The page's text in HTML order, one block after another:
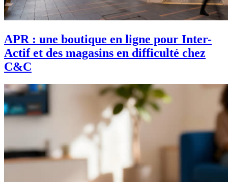
APR : une boutique en ligne pour Inter-
Actif et des magasins en difficulté chez
C&C